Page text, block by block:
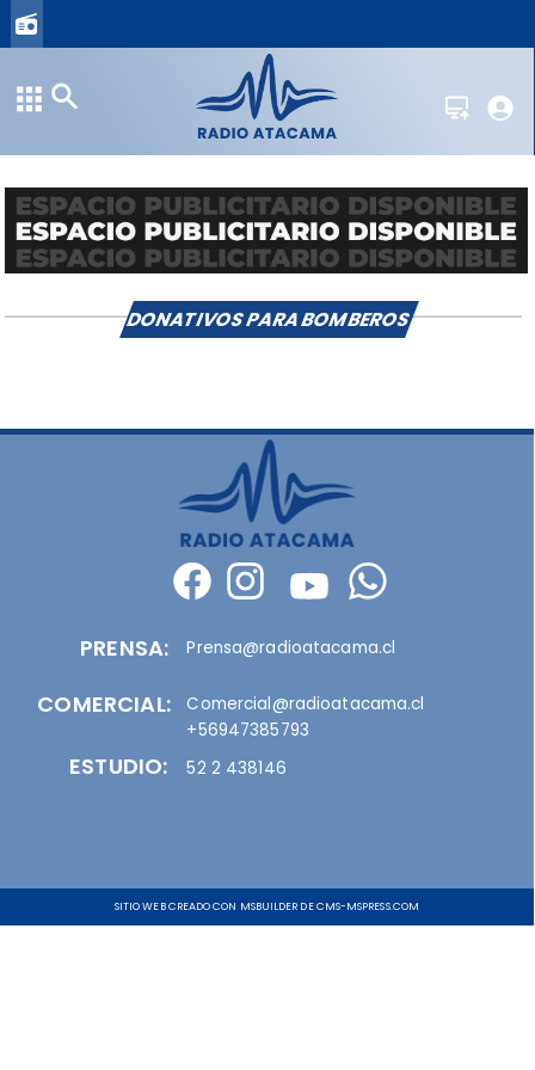
DONATIVOS PARA BOMBEROS
SITIO WEB CREADO CON MSBUILDER DE CMS-MSPRESS.COM
PRENSA:
COMERCIAL:
Prensa@radioatacama.cl
Comercial@radioatacama.cl
+56947385793
ESTUDIO: 52 2 438146